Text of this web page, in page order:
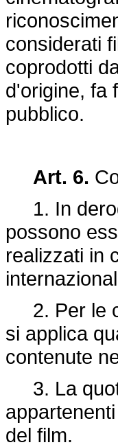
considerati
coprodotti
d'origine, fa
pubblico.
Art. 6.
1. In
possono
realizzati in
2. Per le
si applica
contenute
3. La
del film.